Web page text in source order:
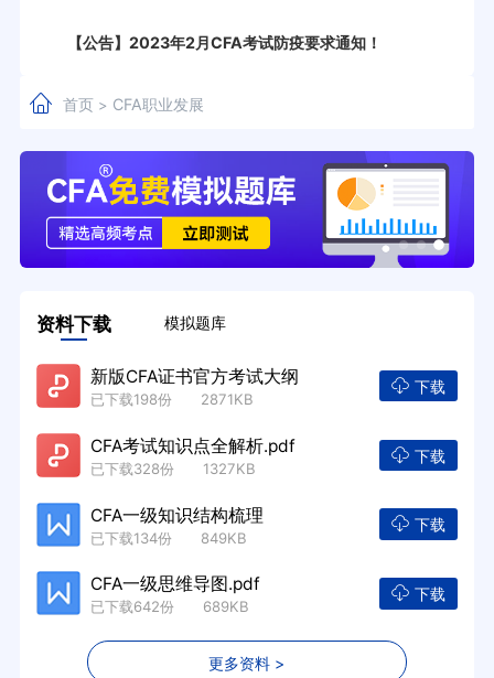
【公告】2023年2月CFA考试防疫要求通知！
首页> CFA职业发展
资料下载 模拟题库
新版CFA证书官方考试大纲
已下载198份 2871KB
下载
CFA考试知识点全解析.pdf
已下载328份 1327KB
下载
CFA一级知识结构梳理
已下载134份 849KB
下载
CFA一级思维导图.pdf
已下载642份 689KB
下载
更多资料 >